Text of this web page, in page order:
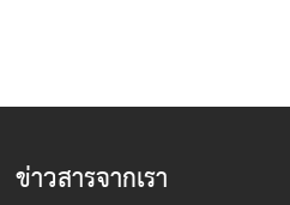
ข่าวสารจากเรา